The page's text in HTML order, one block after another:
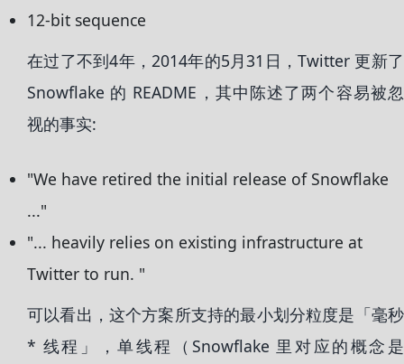
12-bit sequence
在过了不到4年，2014年的5月31日，Twitter 更新了
Snowflake 的 README，其中陈述了两个容易被忽
视的事实:
"We have retired the initial release of Snowflake
..."
"... heavily relies on existing infrastructure at
Twitter to run. "
可以看出，这个方案所支持的最小划分粒度是「毫秒
* 线程」，单线程（Snowflake 里对应的概念是